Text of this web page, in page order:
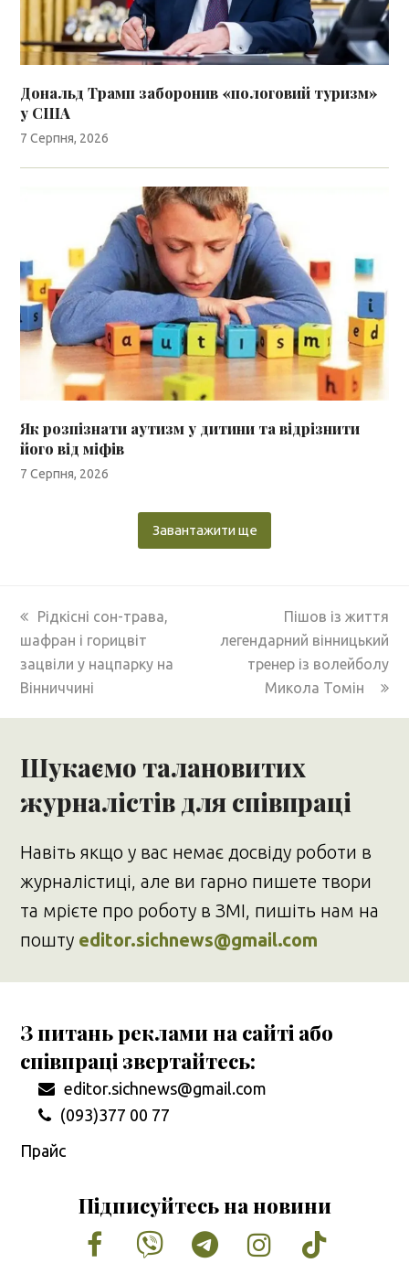
Дональд Трамп заборонив «пологовий туризм»
у США
7 Серпня, 2026
Як розпізнати аутизм у дитини та відрізнити
його від міфів
7 Серпня, 2026
Завантажити ще
previous
post:
Рідкісні сон-трава,
шафран і горицвіт
зацвіли у нацпарку на
Вінниччині
next
post:
Пішов із життя
легендарний вінницький
тренер із волейболу
Микола Томін
Шукаємо талановитих
журналістів для співпраці
Навіть якщо у вас немає досвіду роботи в
журналістиці, але ви гарно пишете твори
та мрієте про роботу в ЗМІ, пишіть нам на
пошту editor.sichnews@gmail.com
З питань реклами на сайті або
співпраці звертайтесь:
editor.sichnews@gmail.com
(093)377 00 77
Прайс
Підписуйтесь на новини
Facebook
VimeoTumblrInstagram
Tiktok